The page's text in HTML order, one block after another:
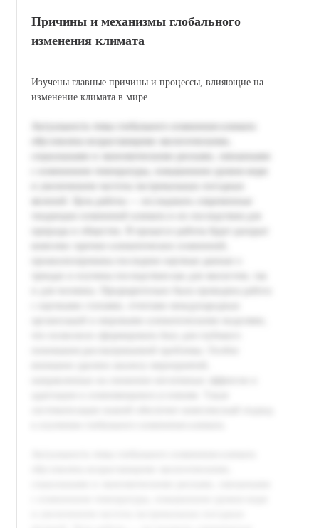
Причины и механизмы глобального
изменения климата
Изучены главные причины и процессы, влияющие на
изменение климата в мире.